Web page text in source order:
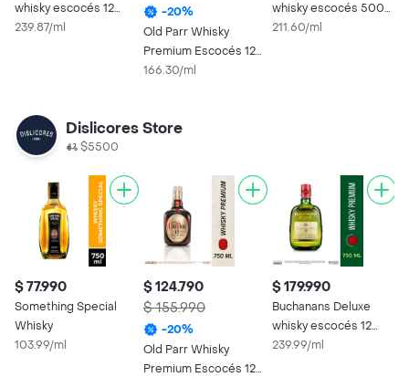
whisky escocés 12
años 750 ml
239.87/ml
-20%
Old Parr Whisky
Premium Escocés 12
Años
166.30/ml
whisky escocés 500
ml
211.60/ml
Dislicores Store
$5500
$ 77.990
Something Special
Whisky
103.99/ml
$ 124.790
$ 155.990
-20%
Old Parr Whisky
Premium Escocés 12
$ 179.990
Buchanans Deluxe
whisky escocés 12
años 750 ml
239.99/ml